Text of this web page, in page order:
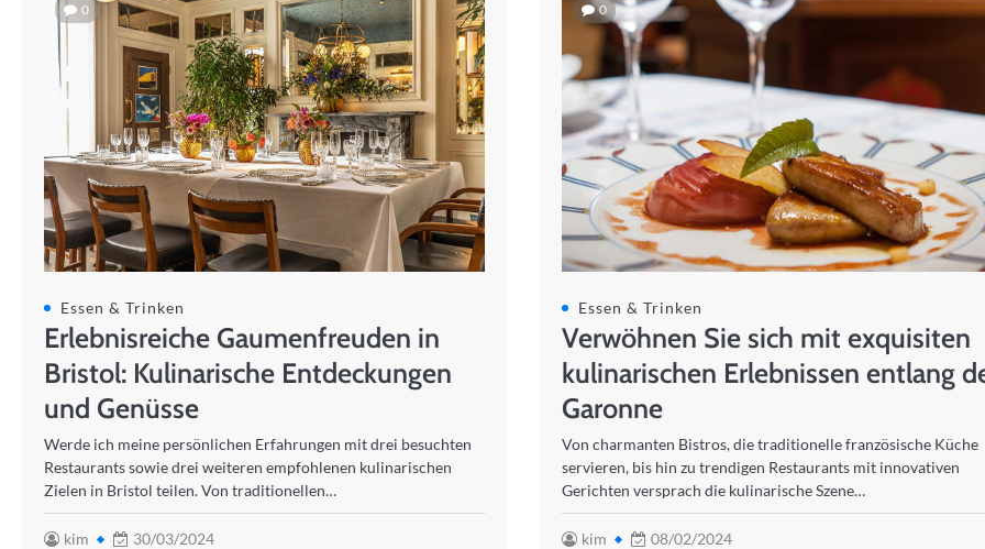
0
Essen & Trinken
Erlebnisreiche Gaumenfreuden in
Bristol: Kulinarische Entdeckungen
und Genüsse
Werde ich meine persönlichen Erfahrungen mit drei besuchten
Restaurants sowie drei weiteren empfohlenen kulinarischen
Zielen in Bristol teilen. Von traditionellen…
kim 30/03/2024
0
Essen & Trinken
Verwöhnen Sie sich mit exquisiten
kulinarischen Erlebnissen entlang
Garonne
Von charmanten Bistros, die traditionelle französische Küche
servieren, bis hin zu trendigen Restaurants mit innovativen
Gerichten versprach die kulinarische Szene…
kim 08/02/2024